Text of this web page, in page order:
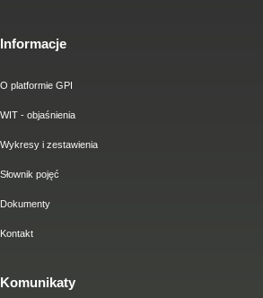
Informacje
O platformie GPI
WIT - objaśnienia
Wykresy i zestawienia
Słownik pojęć
Dokumenty
Kontakt
Komunikaty